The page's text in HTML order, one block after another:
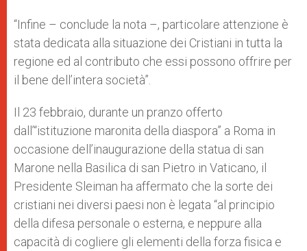
“Infine – conclude la nota –, particolare attenzione è
stata dedicata alla situazione dei Cristiani in tutta la
regione ed al contributo che essi possono offrire per
il bene dell’intera società”.
Il 23 febbraio, durante un pranzo offerto
dall’“istituzione maronita della diaspora” a Roma in
occasione dell’inaugurazione della statua di san
Marone nella Basilica di san Pietro in Vaticano, il
Presidente Sleiman ha affermato che la sorte dei
cristiani nei diversi paesi non è legata “al principio
della difesa personale o esterna, e neppure alla
capacità di cogliere gli elementi della forza fisica e